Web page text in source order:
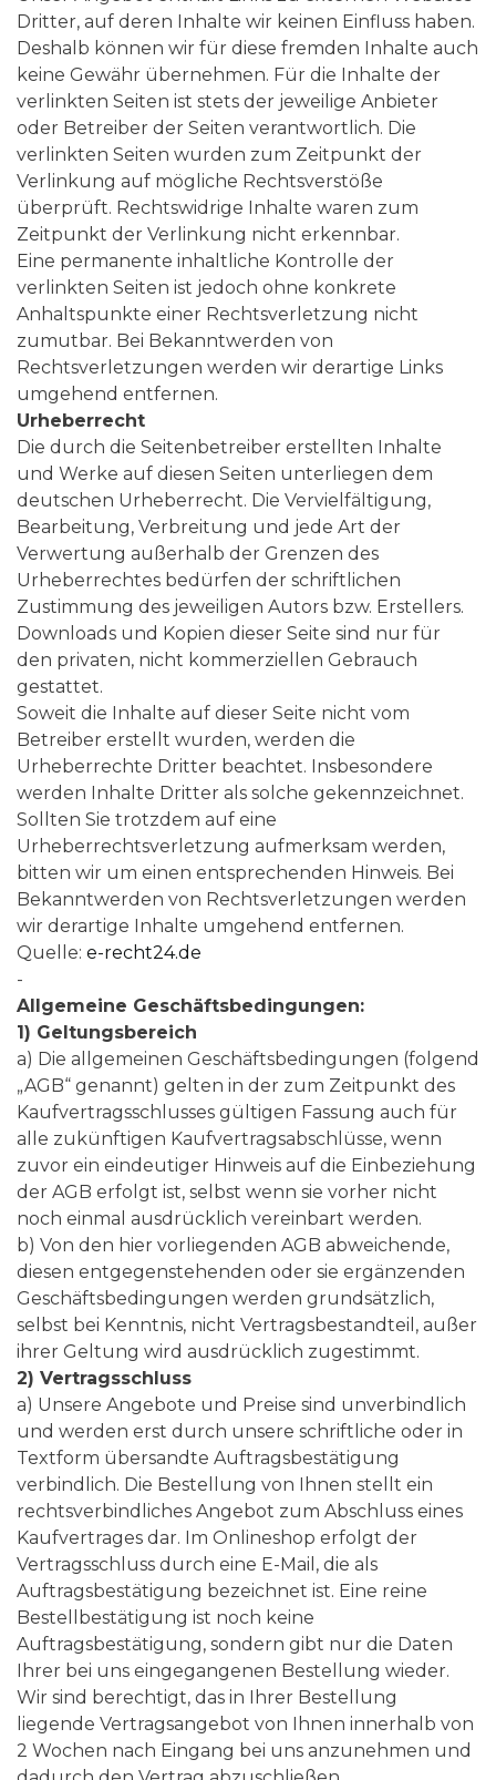
Dritter, auf deren Inhalte wir keinen Einfluss haben.
Deshalb können wir für diese fremden Inhalte auch
keine Gewähr übernehmen. Für die Inhalte der
verlinkten Seiten ist stets der jeweilige Anbieter
oder Betreiber der Seiten verantwortlich. Die
verlinkten Seiten wurden zum Zeitpunkt der
Verlinkung auf mögliche Rechtsverstöße
überprüft. Rechtswidrige Inhalte waren zum
Zeitpunkt der Verlinkung nicht erkennbar.
Eine permanente inhaltliche Kontrolle der
verlinkten Seiten ist jedoch ohne konkrete
Anhaltspunkte einer Rechtsverletzung nicht
zumutbar. Bei Bekanntwerden von
Rechtsverletzungen werden wir derartige Links
umgehend entfernen.
Urheberrecht
Die durch die Seitenbetreiber erstellten Inhalte
und Werke auf diesen Seiten unterliegen dem
deutschen Urheberrecht. Die Vervielfältigung,
Bearbeitung, Verbreitung und jede Art der
Verwertung außerhalb der Grenzen des
Urheberrechtes bedürfen der schriftlichen
Zustimmung des jeweiligen Autors bzw. Erstellers.
Downloads und Kopien dieser Seite sind nur für
den privaten, nicht kommerziellen Gebrauch
gestattet.
Soweit die Inhalte auf dieser Seite nicht vom
Betreiber erstellt wurden, werden die
Urheberrechte Dritter beachtet. Insbesondere
werden Inhalte Dritter als solche gekennzeichnet.
Sollten Sie trotzdem auf eine
Urheberrechtsverletzung aufmerksam werden,
bitten wir um einen entsprechenden Hinweis. Bei
Bekanntwerden von Rechtsverletzungen werden
wir derartige Inhalte umgehend entfernen.
Quelle: e-recht24.de
-
Allgemeine Geschäftsbedingungen:
1) Geltungsbereich
a) Die allgemeinen Geschäftsbedingungen (folgend
„AGB“ genannt) gelten in der zum Zeitpunkt des
Kaufvertragsschlusses gültigen Fassung auch für
alle zukünftigen Kaufvertragsabschlüsse, wenn
zuvor ein eindeutiger Hinweis auf die Einbeziehung
der AGB erfolgt ist, selbst wenn sie vorher nicht
noch einmal ausdrücklich vereinbart werden.
b) Von den hier vorliegenden AGB abweichende,
diesen entgegenstehenden oder sie ergänzenden
Geschäftsbedingungen werden grundsätzlich,
selbst bei Kenntnis, nicht Vertragsbestandteil, außer
ihrer Geltung wird ausdrücklich zugestimmt.
2) Vertragsschluss
a) Unsere Angebote und Preise sind unverbindlich
und werden erst durch unsere schriftliche oder in
Textform übersandte Auftragsbestätigung
verbindlich. Die Bestellung von Ihnen stellt ein
rechtsverbindliches Angebot zum Abschluss eines
Kaufvertrages dar. Im Onlineshop erfolgt der
Vertragsschluss durch eine E-Mail, die als
Auftragsbestätigung bezeichnet ist. Eine reine
Bestellbestätigung ist noch keine
Auftragsbestätigung, sondern gibt nur die Daten
Ihrer bei uns eingegangenen Bestellung wieder.
Wir sind berechtigt, das in Ihrer Bestellung
liegende Vertragsangebot von Ihnen innerhalb von
2 Wochen nach Eingang bei uns anzunehmen und